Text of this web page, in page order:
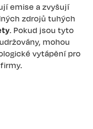
emise a zvyšují
zdrojů tuhých
. Pokud jsou tyto
mohou
vytápění pro